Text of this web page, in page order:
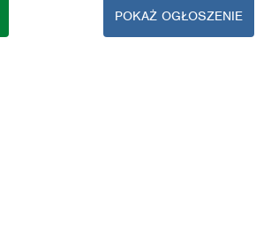
POKAŻ OGŁOSZENIE